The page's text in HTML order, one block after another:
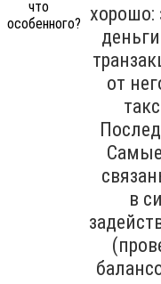
хорошо:
от
Самые
в